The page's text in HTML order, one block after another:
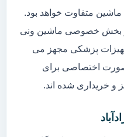
متفاوت خواهد بود.
در بخش خصوصی ماشین ونی
پزشکی مجهز می
اختصاصی برای
و خریداری شده اند.